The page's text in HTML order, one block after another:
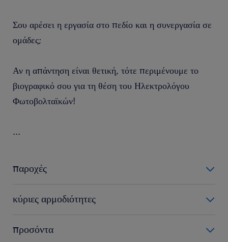
Σου αρέσει η εργασία στο πεδίο και η συνεργασία σε
ομάδες;
Αν η απάντηση είναι θετική, τότε περιμένουμε το
βιογραφικό σου για τη θέση του Ηλεκτρολόγου
Φωτοβολταϊκών!
...
παροχές
προσφέρει:
Ανταγωνιστικό πακέτο αποδοχών αναλόγως εμπειρίας.
κύριες αρμοδιότητες
σου θα είναι:
προσόντα